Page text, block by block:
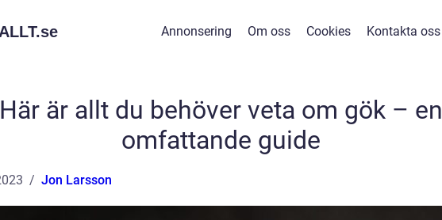
se Annonsering Om oss Cookies Kontakta oss
Här är allt du behöver veta om gök – en
omfattande guide
Jon Larsson